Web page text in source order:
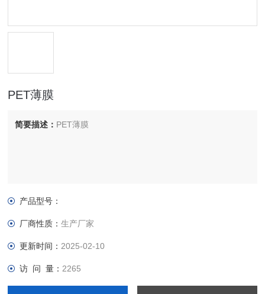
PET薄膜
简要描述： PET薄膜
产品型号：
厂商性质：生产厂家
更新时间： 2025-02-10
访 问 量： 2265